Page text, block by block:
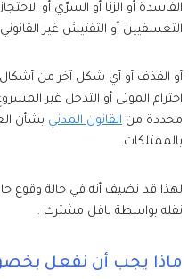
الفاسدة أو الزنا أو السرّي أو
التعسفيين أو التفتيش غير
أو القذف أو أي شكل آخر من أشكال
احترام الموتى أو التدخل غير
محددة من القانون المدني بشأن
بالممتلكات.
لهذا قد نضيف أنه في حالة وقوع
نقله بواسطة ناقل مشترك .
ماذا يجب أن نفعل